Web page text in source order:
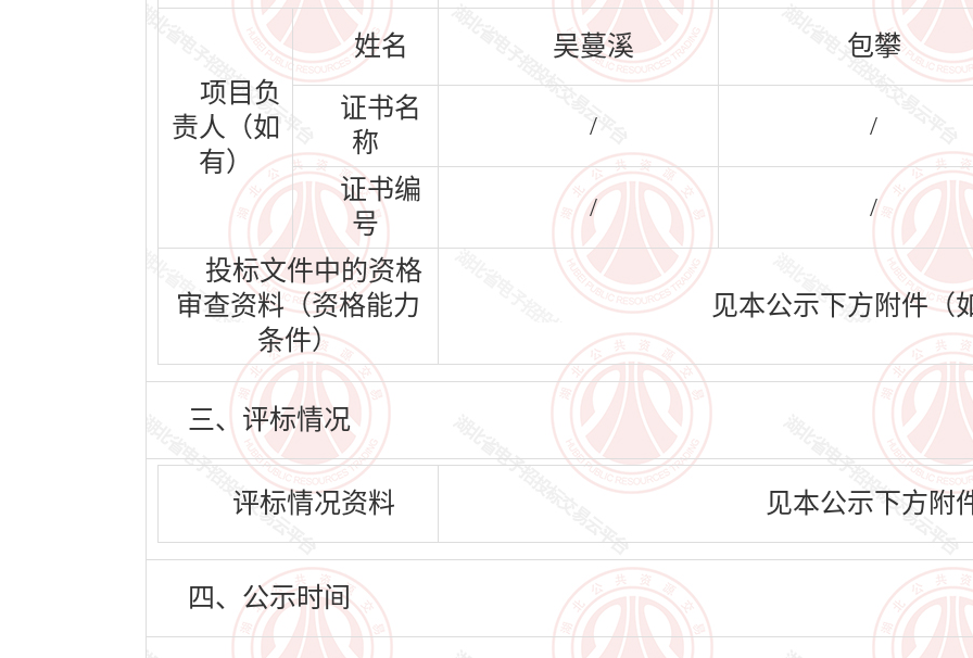
项目负
责人（如
有）
姓名 吴蔓溪 包攀
证书名
称
/ /
证书编
号
/ /
投标文件中的资格
审查资料（资格能力
条件）
见本公示下方附件（
三、评标情况
评标情况资料 见本公示下方附
四、公示时间